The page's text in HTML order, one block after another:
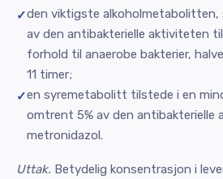
den viktigste alkoholmetabolitten,
av den antibakterielle aktiviteten
forhold til anaerobe bakterier,
11 timer;
en syremetabolitt tilstede i en
omtrent 5% av den antibakterielle
metronidazol.
Uttak. Betydelig konsentrasjon i